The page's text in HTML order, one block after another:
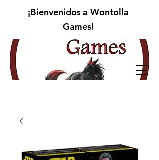
¡Bienvenidos a Wontolla
Games!